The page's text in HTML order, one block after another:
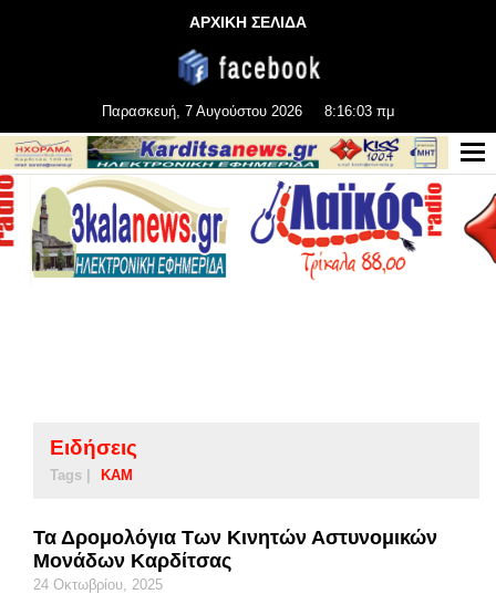
ΑΡΧΙΚΗ ΣΕΛΙΔΑ
Παρασκευή, 7 Αυγούστου 2026 8:16:03 πμ
Ειδήσεις
Tags | ΚΑΜ
Τα Δρομολόγια Των Κινητών Αστυνομικών
Μονάδων Καρδίτσας
24 Οκτωβρίου, 2025